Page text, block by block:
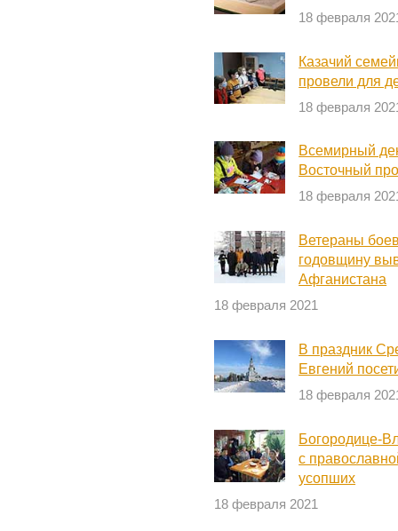
18 февраля
Казачий
провели для
18 февраля
Всемирный
Восточный
18 февраля
Ветераны
годовщину
Афганистана
18 февраля 2021
В праздник
Евгений
18 февраля
Богородице-
с
усопших
18 февраля 2021